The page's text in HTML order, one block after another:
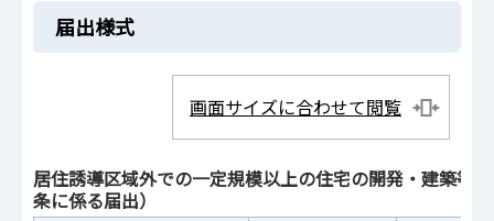
届出様式
画面サイズに合わせて閲覧
居住誘導区域外での一定規模以上の住宅の開発・建築等（
条に係る届出）